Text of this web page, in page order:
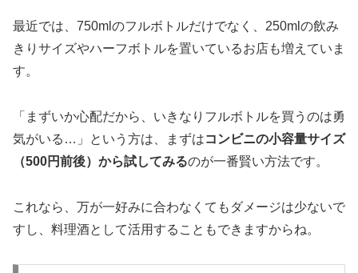
最近では、750mlのフルボトルだけでなく、250mlの飲み
きりサイズやハーフボトルを置いているお店も増えていま
す。
「まずいか心配だから、いきなりフルボトルを買うのは勇
気がいる…」という方は、まずはコンビニの小容量サイズ
（500円前後）から試してみるのが一番賢い方法です。
これなら、万が一好みに合わなくてもダメージは少ないで
すし、料理酒として活用することもできますからね。